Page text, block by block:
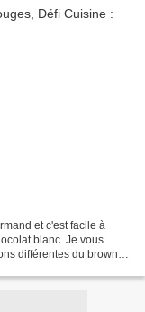
et c'est facile à
blanc. Je vous
différentes du brownie,